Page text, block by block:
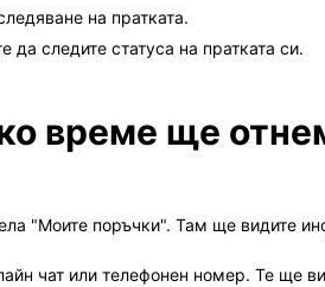
на пратката.
следите статуса на пратката си.
време ще
"Моите поръчки". Там ще видите
чат или телефонен номер. Те ще